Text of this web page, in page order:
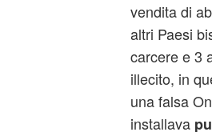
vendita di
altri Paesi
carcere e 3
illecito, in
una falsa
installava